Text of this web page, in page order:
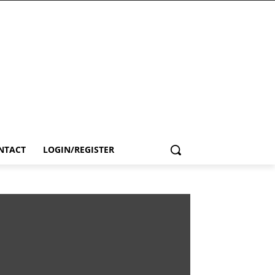
LOGIN/REGISTER